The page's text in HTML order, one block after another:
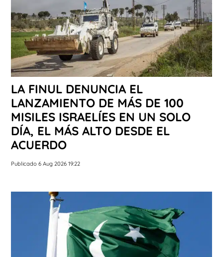
LA FINUL DENUNCIA EL
LANZAMIENTO DE MÁS DE 100
MISILES ISRAELÍES EN UN SOLO
DÍA, EL MÁS ALTO DESDE EL
ACUERDO
Publicado 6 Aug 2026 19:22